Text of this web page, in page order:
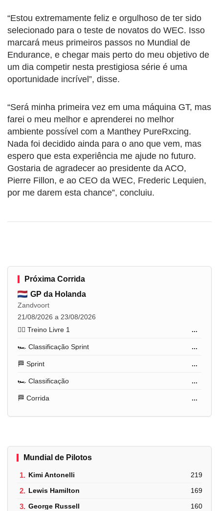
“Estou extremamente feliz e orgulhoso de ter sido
selecionado para o teste de novatos do WEC. Isso
marcará meus primeiros passos no Mundial de
Endurance, e chegar mais perto do meu objetivo de
um dia competir nesta prestigiosa série é uma
oportunidade incrível”, disse.
“Será minha primeira vez em uma máquina GT, mas
farei o meu melhor e aprenderei no melhor
ambiente possível com a Manthey PureRxcing.
Nada foi decidido ainda para o ano que vem, mas
espero que esta experiência me ajude no futuro.
Gostaria de agradecer ao presidente da ACO,
Pierre Fillon, e ao CEO da WEC, Frederic Lequien,
por me darem esta chance”, concluiu.
Próxima Corrida
GP da Holanda
Zandvoort
21/08/2026 a 23/08/2026
🏋️‍♂️ Treino Livre 1
...
🏎️ Classificação Sprint ...
🏁 Sprint ...
🏎️ Classificação ...
🏁 Corrida ...
Mundial de Pilotos
1. Kimi Antonelli 219
2. Lewis Hamilton 169
3. George Russell 160